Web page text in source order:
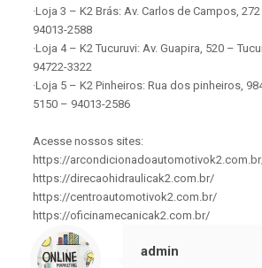
·Loja 3 – K2 Brás: Av. Carlos de Campos,
94013-2588
·Loja 4 – K2 Tucuruvi: Av. Guapira, 520 –
94722-3322
·Loja 5 – K2 Pinheiros: Rua dos pinheiros,
5150 – 94013-2586
Acesse nossos sites:
https://
https://direcaohidraulicak2.com.br/
https://centroautomotivok2.com.br/
https://oficinamecanicak2.com.br/
admin